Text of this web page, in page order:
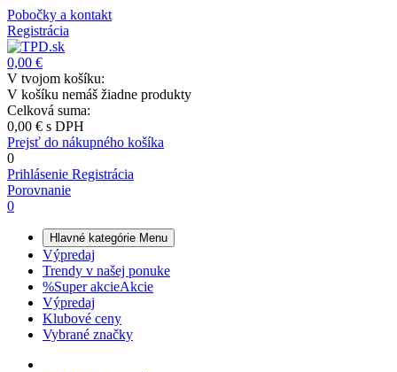
Pobočky a kontakt
Registrácia
0,00 €
V tvojom košíku:
V košíku nemáš žiadne produkty
Celková suma:
0,00 € s DPH
Prejsť do nákupného košíka
0
Prihlásenie Registrácia
Porovnanie
0
Hlavné kategórie Menu
Výpredaj
Trendy v našej ponuke
%Super akcieAkcie
Výpredaj
Klubové ceny
Vybrané značky